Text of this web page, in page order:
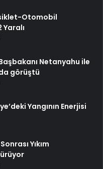
Otomobil
Yaralı
Netanyahu ile
görüştü
Yangının Enerjisi
Yıkım